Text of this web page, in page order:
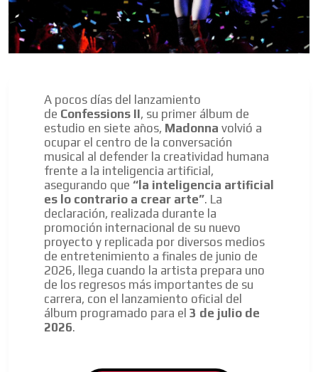
A pocos días del lanzamiento
de Confessions II, su primer álbum de
estudio en siete años, Madonna volvió a
ocupar el centro de la conversación
musical al defender la creatividad humana
frente a la inteligencia artificial,
asegurando que “la inteligencia artificial
es lo contrario a crear arte”. La
declaración, realizada durante la
promoción internacional de su nuevo
proyecto y replicada por diversos medios
de entretenimiento a finales de junio de
2026, llega cuando la artista prepara uno
de los regresos más importantes de su
carrera, con el lanzamiento oficial del
álbum programado para el 3 de julio de
2026.